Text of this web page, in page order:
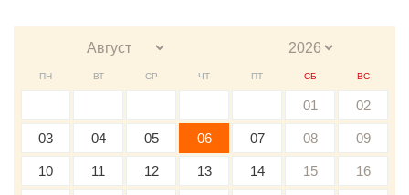
ПН ВТ СР ЧТ ПТ СБ ВС
01 02
03 04 05 06 07 08 09
10 11 12 13 14 15 16